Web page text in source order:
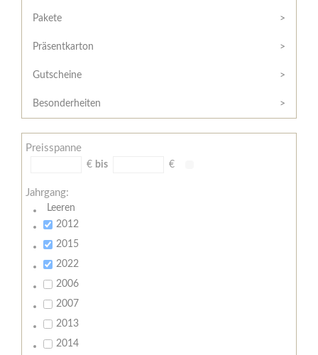
/
Widerrufsformular
AGB
Zahlungsbedingungen
Meine
Pakete
Präsentkarton
Gutscheine
Besonderheiten
Preisspanne
€ bis €
Jahrgang:
Leeren
2012
2015
2022
2006
2007
2013
2014